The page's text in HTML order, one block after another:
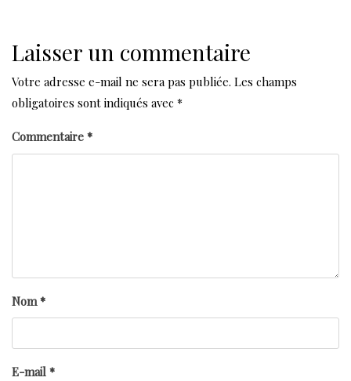
Laisser un commentaire
Votre adresse e-mail ne sera pas publiée. Les champs
obligatoires sont indiqués avec *
Commentaire *
Nom *
E-mail *